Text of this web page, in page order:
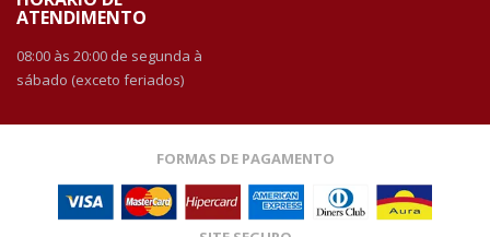
ATENDIMENTO
08:00 às 20:00 de segunda à
sábado (exceto feriados)
FORMAS DE PAGAMENTO